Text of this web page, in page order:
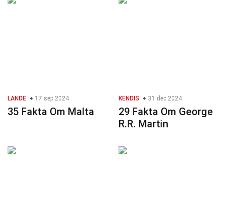
LANDE 17 sep 2024
35 Fakta Om Malta
KENDIS 31 dec 2024
29 Fakta Om George
R.R. Martin